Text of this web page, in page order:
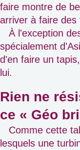
faire montre de
arriver à faire des
À l'exception
spécialement
d'en faire un
lui.
Rien ne
ce « Géo
Comme cette
lesquels une